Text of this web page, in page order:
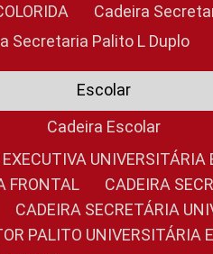
Cadeira
Secretaria Palito L Duplo
Escolar
Cadeira Escolar
EXECUTIVA UNIVERSITÁRIA
FRONTAL
CADEIRA
CADEIRA SECRETÁRIA
PALITO UNIVERSITÁRIA